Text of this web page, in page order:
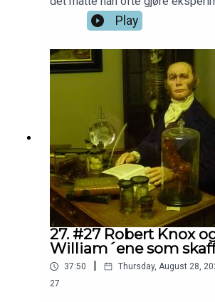
selv. Men resultatet ble ting som
millioner av liv. Og enda mer fart
det da han fikk en sønn som
eksperimentene.
Play
27. #27 Robert Knox
William´ene som
37:50 Thursday, August 28,
27